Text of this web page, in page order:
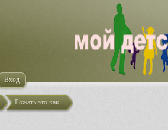
Вход
Рожать это как...